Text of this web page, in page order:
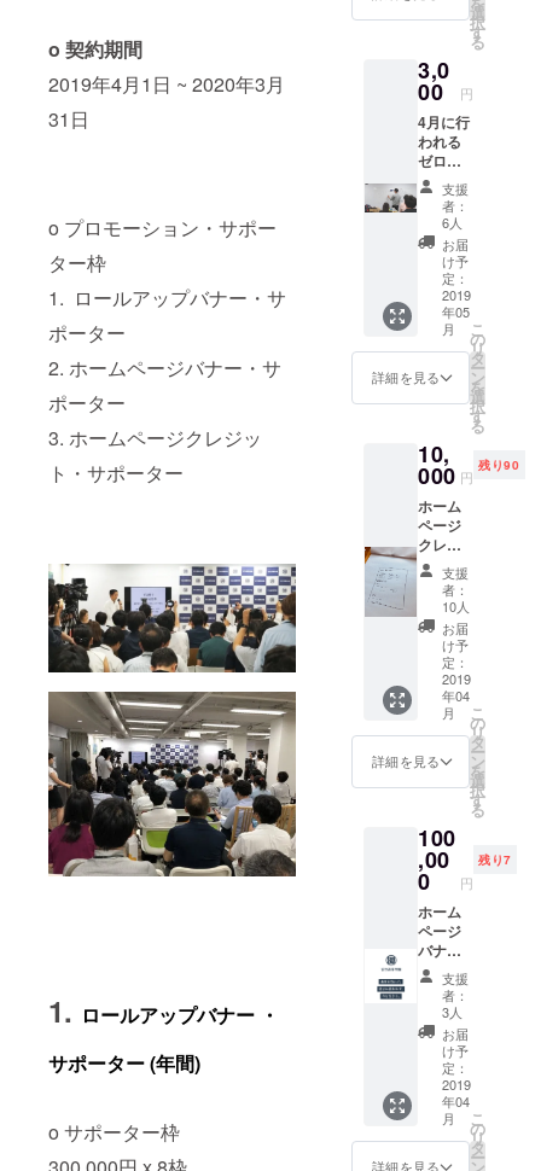
o 契約期間
2019年4月1日 ~ 2020年3月
31日
o プロモーション・サポー
ター枠
1. ロールアップバナー・サ
ポーター
2. ホームページバナー・サ
ポーター
3. ホームページクレジッ
ト・サポーター
1. ロールアップバナー ・
サポーター (年間)
o サポーター枠
選
択
す
る
3,0
00 円
4月に行
われる
ゼロ高
初めて
の入学
式。そ
の表に
は出な
い裏側
のス
トー
リー
を、代
表内藤
の赤
裸々な
メンタ
リーを
テキス
トでお
送りし
ます
（鋭意
作成
中）。
支援
者：
6人
お届
け予
定：
2019
年05
月
詳細を見る
こ
の
リ
タ
ー
ン
を
選
択
す
る
10,
000 円
残り90
ホーム
ページ
クレ
ジット
スポン
サー
（年
間） o
サイズ
テキス
細 140
文字の
メッ
セージ
と共
にリ
ニュー
アル予
定の ゼ
ロ高等
学院の
ホーム
ページ
へお名
前を掲
載させ
て頂き
ます。
映画の
エンド
ロール
をイ
メージ
支援
者：
10人
お届
け予
定：
2019
年04
月
詳細を見る
こ
の
リ
タ
ー
ン
を
選
択
す
る
100
,00
0 円
残り7
ホーム
ページ
バナー
広告 (年
間) o サ
イズ
400 x
200
pixels ※
バナー
画像は
ご用意
くださ
い。 o
支援
者：
3人
お届
け予
定：
2019
年04
月
詳細を見る
こ
の
リ
タ
ー